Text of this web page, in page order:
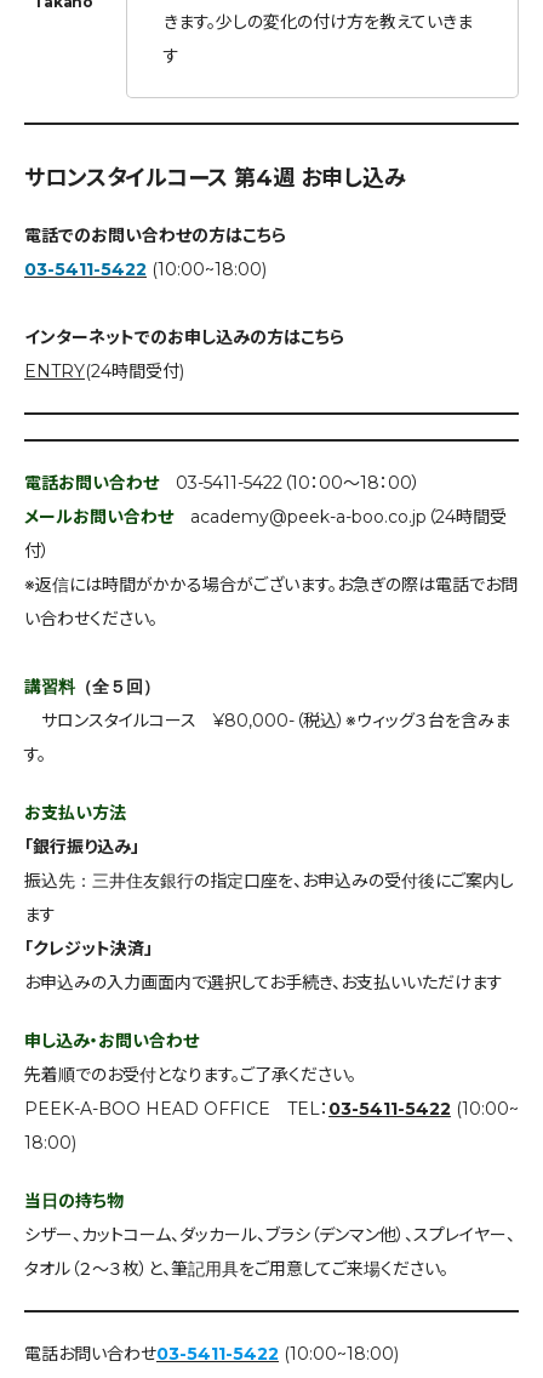
きます。少しの変化の付け方を教えていきま
す
サロンスタイルコース 第4週 お申し込み
電話でのお問い合わせの方はこちら
03-5411-5422 (10:00~18:00)
インターネットでのお申し込みの方はこちら
ENTRY(24時間受付)
電話お問い合わせ03-5411-5422（10：00～18：00）
メールお問い合わせacademy@peek-a-boo.co.jp（24時間受
付）
※返信には時間がかかる場合がございます。お急ぎの際は電話でお問
い合わせください。
講習料（全５回）
サロンスタイルコース ¥80,000-（税込）※ウィッグ３台を含みま
す。
お支払い方法
「銀行振り込み」
振込先：三井住友銀行の指定口座を、お申込みの受付後にご案内し
ます
「クレジット決済」
お申込みの入力画面内で選択してお手続き、お支払いいただけます
申し込み・お問い合わせ
先着順でのお受付となります。ご了承ください。
PEEK-A-BOO HEAD OFFICE TEL： 03-5411-5422 (10:00~
18:00)
当日の持ち物
シザー、カットコーム、ダッカール、ブラシ（デンマン他）、スプレイヤー、
タオル（２～３枚）と、筆記用具をご用意してご来場ください。
電話お問い合わせ03-5411-5422 (10:00~18:00)